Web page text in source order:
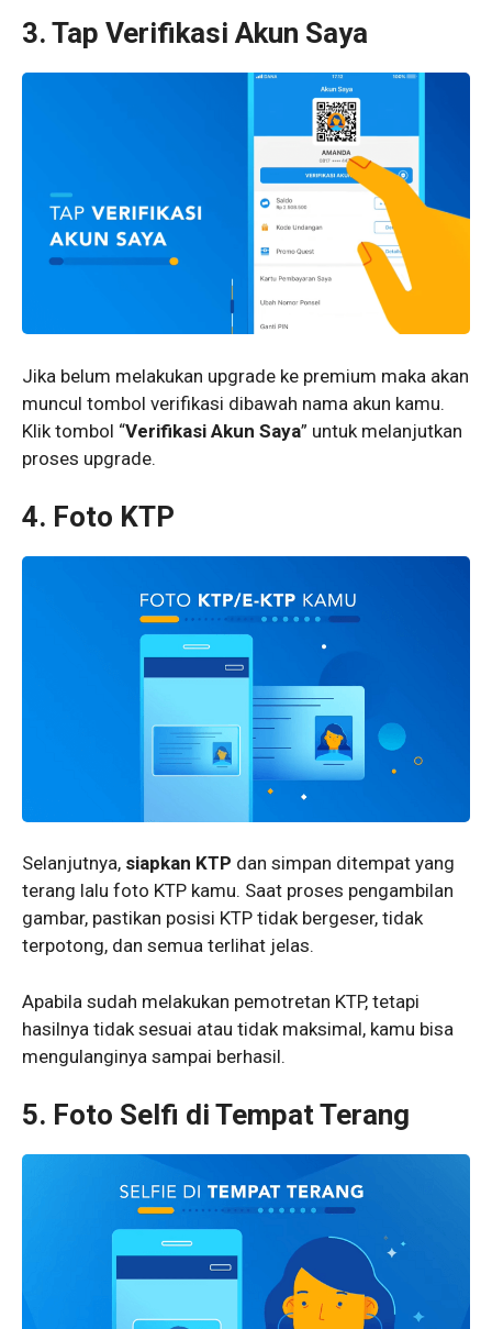
3. Tap Verifikasi Akun Saya
Jika belum melakukan upgrade ke premium maka akan
muncul tombol verifikasi dibawah nama akun kamu.
Klik tombol “Verifikasi Akun Saya” untuk melanjutkan
proses upgrade.
4. Foto KTP
Selanjutnya, siapkan KTP dan simpan ditempat yang
terang lalu foto KTP kamu. Saat proses pengambilan
gambar, pastikan posisi KTP tidak bergeser, tidak
terpotong, dan semua terlihat jelas.
Apabila sudah melakukan pemotretan KTP, tetapi
hasilnya tidak sesuai atau tidak maksimal, kamu bisa
mengulanginya sampai berhasil.
5. Foto Selfi di Tempat Terang